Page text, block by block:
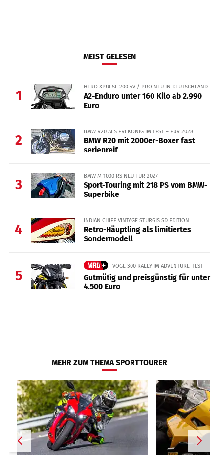
MEIST GELESEN
1
HERO XPULSE 200 4V / PRO NEU IN DEUTSCHLAND
A2-Enduro unter 160 Kilo ab 2.990
Euro
2
BMW R20 ALS ERLKÖNIG IM TEST – FÜR 2028
BMW R20 mit 2000er-Boxer fast
serienreif
3
BMW M 1000 RS NEU FÜR 2027
Sport-Touring mit 218 PS vom BMW-
Superbike
4
INDIAN CHIEF VINTAGE STURGIS SD EDITION
Retro-Häuptling als limitiertes
Sondermodell
5
VOGE 300 RALLY IM ADVENTURE-TEST
Gutmütig und preisgünstig für unter
4.500 Euro
MEHR ZUM THEMA SPORTTOURER